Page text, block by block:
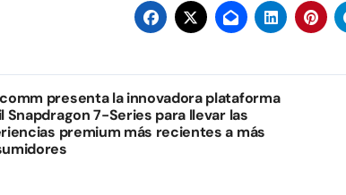
presenta la innovadora plataforma
Snapdragon 7-Series para llevar las
premium más recientes a más